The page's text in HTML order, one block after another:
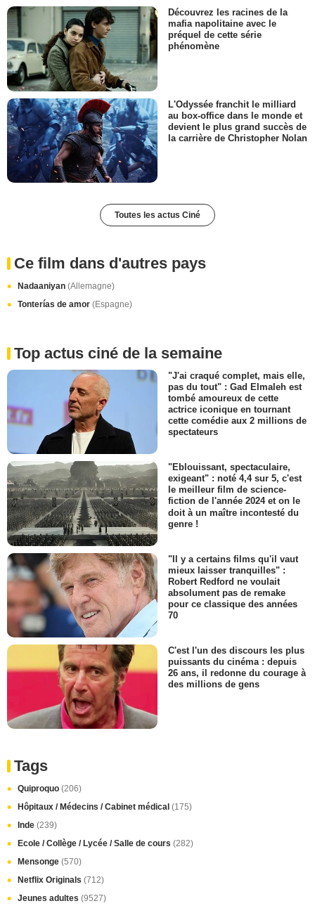
Découvrez les racines de la
mafia napolitaine avec le
préquel de cette série
phénomène
L'Odyssée franchit le milliard
au box-office dans le monde et
devient le plus grand succès de
la carrière de Christopher Nolan
Toutes les actus Ciné
Ce film dans d'autres pays
Nadaaniyan (Allemagne)
Tonterías de amor (Espagne)
Top actus ciné de la semaine
"J'ai craqué complet, mais elle,
pas du tout" : Gad Elmaleh est
tombé amoureux de cette
actrice iconique en tournant
cette comédie aux 2 millions de
spectateurs
"Eblouissant, spectaculaire,
exigeant" : noté 4,4 sur 5, c'est
le meilleur film de science-
fiction de l'année 2024 et on le
doit à un maître incontesté du
genre !
"Il y a certains films qu'il vaut
mieux laisser tranquilles" :
Robert Redford ne voulait
absolument pas de remake
pour ce classique des années
70
C'est l'un des discours les plus
puissants du cinéma : depuis
26 ans, il redonne du courage à
des millions de gens
Tags
Quiproquo (206)
Hôpitaux / Médecins / Cabinet médical (175)
Inde (239)
Ecole / Collège / Lycée / Salle de cours (282)
Mensonge (570)
Netflix Originals (712)
Jeunes adultes (9527)